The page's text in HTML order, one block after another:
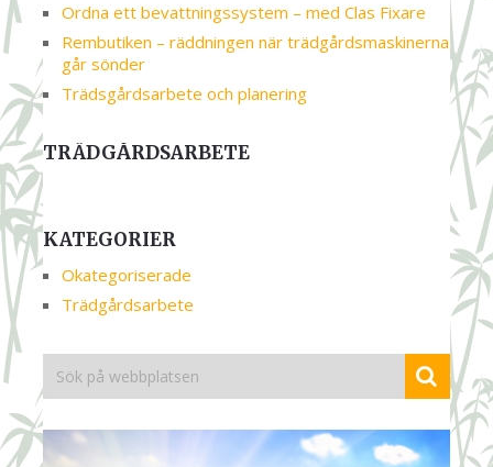
Ordna ett bevattningssystem – med Clas Fixare
Rembutiken – räddningen när trädgårdsmaskinerna
går sönder
Trädsgårdsarbete och planering
TRÄDGÅRDSARBETE
KATEGORIER
Okategoriserade
Trädgårdsarbete